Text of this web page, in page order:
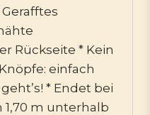
Rückseite * Kein
einfach
* Endet bei
m unterhalb